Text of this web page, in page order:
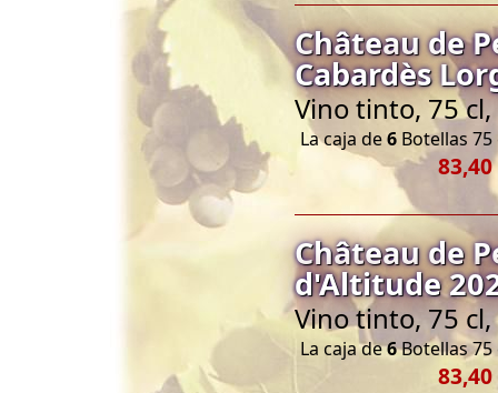
Château de
Cabardès
Vino tinto, 75
La caja de6 Botellas 75
83,40
Château de
d'Altitude
Vino tinto, 75
La caja de6Botellas 75
83,40